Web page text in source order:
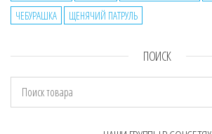
ЧЕБУРАШКА
ЩЕНЯЧИЙ ПАТРУЛЬ
ПОИСК